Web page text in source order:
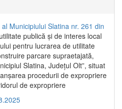
Municipiului Slatina nr. 261 din
publică și de interes local
pentru lucrarea de utilitate
parcare supraetajată,
Slatina, Județul Olt”, situat
procedurii de expropriere
de expropriere